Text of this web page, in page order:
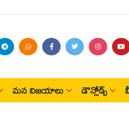
మన విజయాలు డౌన్లోడ్స్